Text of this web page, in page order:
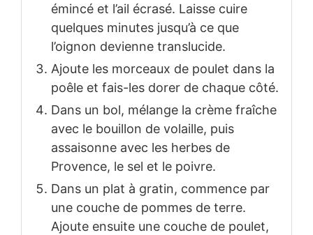
émincé et l’ail écrasé. Laisse cuire
quelques minutes jusqu’à ce que
l’oignon devienne translucide.
Ajoute les morceaux de poulet dans la
poêle et fais-les dorer de chaque côté.
Dans un bol, mélange la crème fraîche
avec le bouillon de volaille, puis
assaisonne avec les herbes de
Provence, le sel et le poivre.
Dans un plat à gratin, commence par
une couche de pommes de terre.
Ajoute ensuite une couche de poulet,